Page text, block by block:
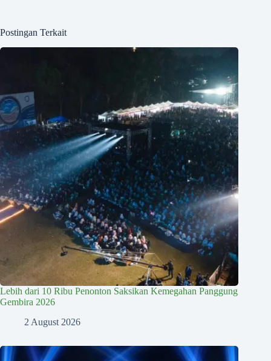
Postingan Terkait
Lebih dari 10 Ribu Penonton Saksikan Kemegahan Panggung
Gembira 2026
2 August 2026